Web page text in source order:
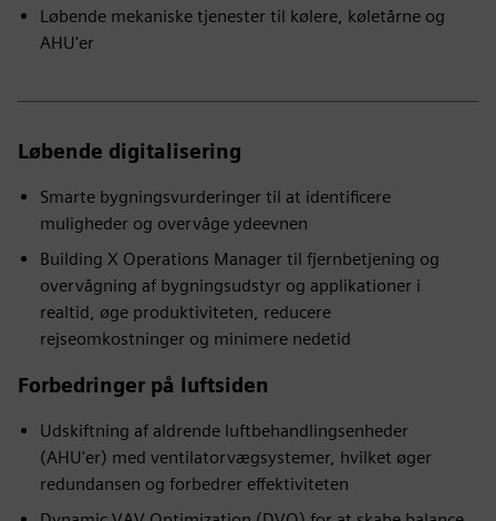
Løbende mekaniske tjenester til kølere, køletårne og
AHU'er
Løbende digitalisering
Smarte bygningsvurderinger til at identificere
muligheder og overvåge ydeevnen
Building X Operations Manager til fjernbetjening og
overvågning af bygningsudstyr og applikationer i
realtid, øge produktiviteten, reducere
rejseomkostninger og minimere nedetid
Forbedringer på luftsiden
Udskiftning af aldrende luftbehandlingsenheder
(AHU'er) med ventilatorvægsystemer, hvilket øger
redundansen og forbedrer effektiviteten